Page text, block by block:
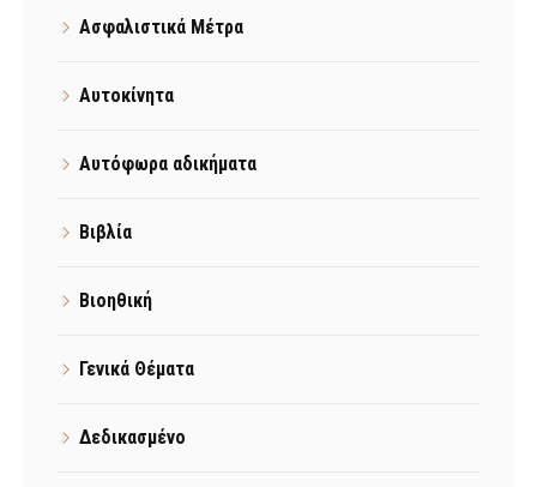
Ασφαλιστικά Μέτρα
Αυτοκίνητα
Αυτόφωρα αδικήματα
Βιβλία
Βιοηθική
Γενικά Θέματα
Δεδικασμένο